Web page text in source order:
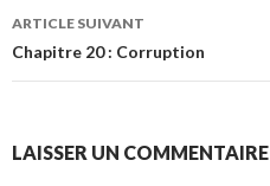
articles
ARTICLE SUIVANT
Chapitre 20 : Corruption
LAISSER UN COMMENTAIRE